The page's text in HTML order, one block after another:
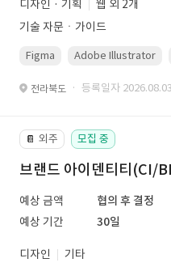
디자인 · 기획
웹 외 2개
기술 자문ㆍ가이드
Figma Adobe Illustrator
전라북도 · 등록일자
📔 외주 모집 중
브랜드 아이덴티티(CI/
예상 금액
협의 후 결정
예상 기간
30일
디자인
기타